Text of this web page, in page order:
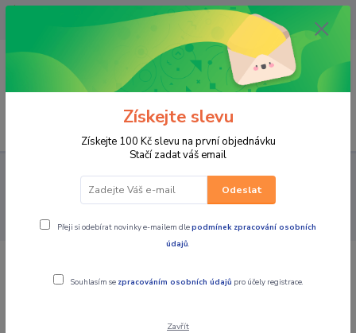
OPAVA 733537099/HLUČÍN
734541648/OLOMOUC 734593593
0,00 CZK
PRO STROJE MOTO PŘÍSLUŠENSTVÍ
KUFRY / BRAŠNY /
MONTÁŽNÍ SADY / TANKVAKY / VAKY
KUFRY TOP CASE, BRAŠNY
NA MÍSTO SPOLUJEZDCE, OPĚRKY
zadní plastový box B 37N Blade
TECH kufr GIVI černý
zadní plastový box B 37N Blade TECH
Získejte slevu
Získejte 100 Kč slevu na první objednávku
Stačí zadat váš email
Odeslat
Přeji si odebírat novinky e-mailem dlepodmínek zpracování osobních
údajů.
Souhlasím se zpracováním osobních údajů pro účely registrace.
Zavřít